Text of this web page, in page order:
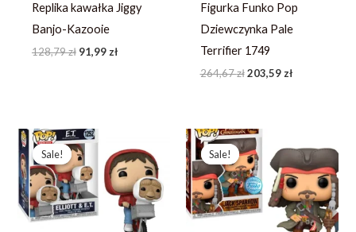
Replika kawałka Jiggy
Banjo-Kazooie
128,79zł 91,99zł
Figurka Funko Pop
Dziewczynka Pale
Terrifier 1749
264,67zł 203,59zł
Sale!
Sale!
Pierwotna
cena
wynosiła:
242,31 zł.
cena
wynosi:
186,39 zł.
Sale!
Sale!
Pierwotna
cena
wynosiła:
272,99 zł.
cena
wynosi:
194,99 zł.